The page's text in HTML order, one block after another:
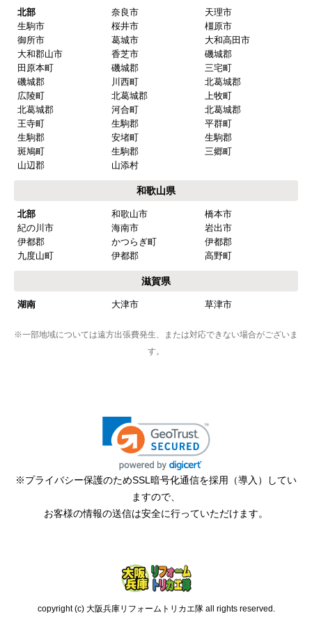
北部 奈良市
天理市
生駒市
桜井市
橿原市
御所市
葛城市
大和高田市
大和郡山市
香芝市
磯城郡
田原本町
磯城郡
三宅町
磯城郡
川西町
北葛城郡
広陵町
北葛城郡
上牧町
北葛城郡
河合町
北葛城郡
王寺町
生駒郡
平群町
生駒郡
安堵町
生駒郡
斑鳩町
生駒郡
三郷町
山辺郡
山添村
和歌山県
北部 和歌山市
橋本市
紀の川市
海南市
岩出市
伊都郡
かつらぎ町
伊都郡
九度山町
伊都郡 高野町
滋賀県
湖南 大津市 草津市
※一部地域については遠方出張費発生、または対応できない場合がございま
す。
※プライバシー保護のためSSL暗号化通信を採用（導入）してい
ますので、
お客様の情報の送信は安全に行っていただけます。
copyright (c) 大阪兵庫リフォームトリカエ隊 all rights reserved.